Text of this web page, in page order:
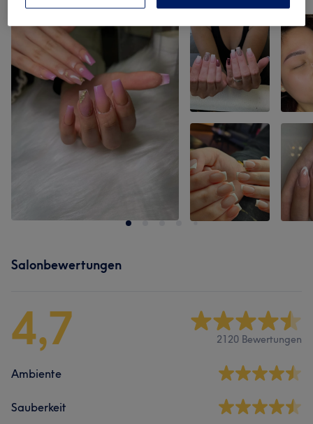
Bild anklicken für weitere Details
Salonbewertungen
4,7 2120 Bewertungen
Ambiente
Sauberkeit